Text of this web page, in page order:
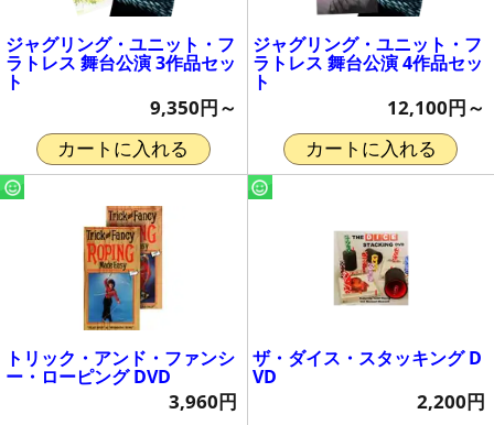
ジャグリング・ユニット・フ
ラトレス 舞台公演 3作品セッ
ト
9,350円～
カートに入れる
ジャグリング・ユニット・フ
ラトレス 舞台公演 4作品セッ
ト
12,100円～
カートに入れる
トリック・アンド・ファンシ
ー・ローピング DVD
3,960円
ザ・ダイス・スタッキング D
VD
2,200円